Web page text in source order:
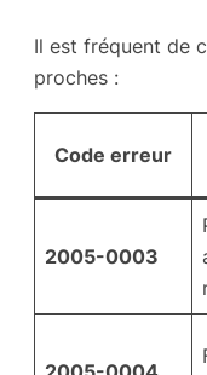
Il est fréquent de
proches :
Code erreur
2005-0003